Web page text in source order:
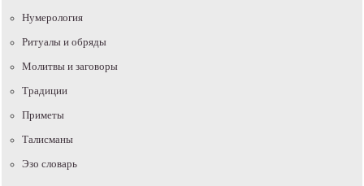
Нумерология
Ритуалы и обряды
Молитвы и заговоры
Традиции
Приметы
Талисманы
Эзо словарь